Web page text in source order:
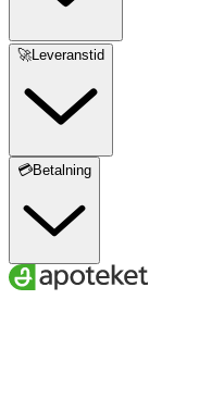
🚀Leveranstid
💳Betalning